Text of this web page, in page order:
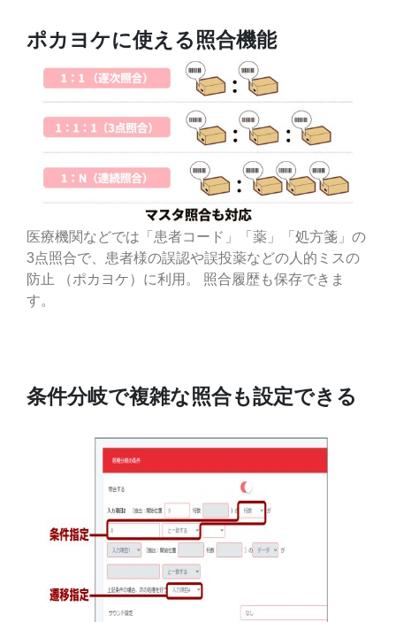
ポカヨケに使える照合機能
医療機関などでは「患者コード」「薬」「処方箋」の
3点照合で、患者様の誤認や誤投薬などの人的ミスの
防止 （ポカヨケ）に利用。 照合履歴も保存できま
す。
条件分岐で複雑な照合も設定できる